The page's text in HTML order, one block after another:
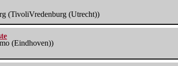
(TivoliVredenburg (Utrecht))
(Eindhoven))